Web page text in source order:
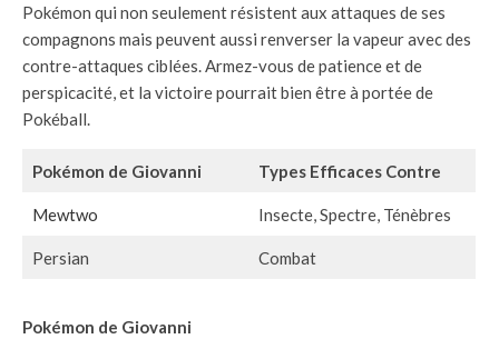
Pokémon qui non seulement résistent aux attaques de ses
compagnons mais peuvent aussi renverser la vapeur avec des
contre-attaques ciblées. Armez-vous de patience et de
perspicacité, et la victoire pourrait bien être à portée de
Pokéball.
Pokémon de Giovanni Types Efficaces Contre
Mewtwo Insecte, Spectre, Ténèbres
Persian Combat
Pokémon de Giovanni